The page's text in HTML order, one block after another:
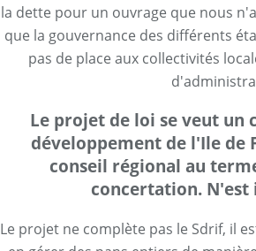
la dette pour un ouvrage que nous
que la gouvernance des différents
pas de place aux collectivités
Le projet de loi se veut un
développement de l'Ile de
conseil régional au
concertation. N'est
Le projet ne complète pas le Sdrif, il